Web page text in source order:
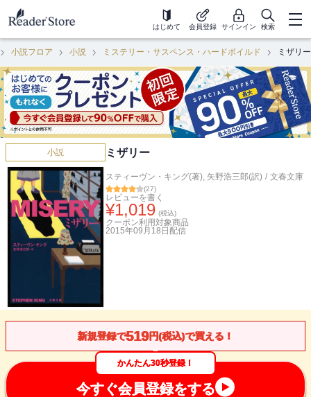
はじめて 会員登録 サインイン 検索
小説フロア 小説 ミステリー・サスペンス・ハードボイルド ミザリー
小説 ミザリー
スティーヴン・キング(著), 矢野浩三郎(訳) / 文春文庫
(27)
レビューを書く
¥1,019 (税込)
クーポン利用対象商品
2015年09月18日 配信
新規登録で519円(税込)で買える！
かんたん30秒登録！
今すぐ会員登録をする